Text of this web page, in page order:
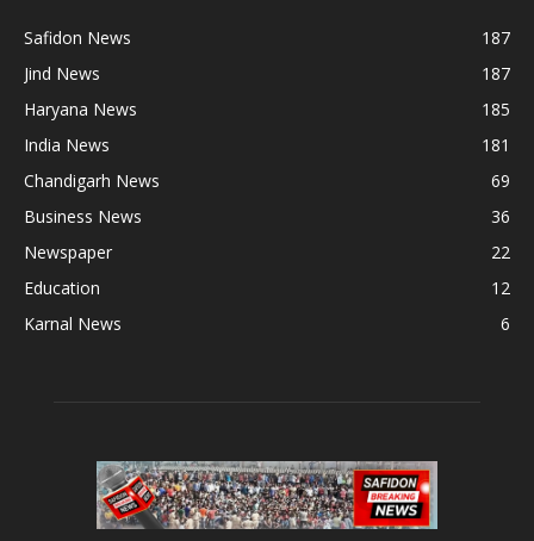
Safidon News
187
Jind News
187
Haryana News
185
India News
181
Chandigarh News
69
Business News
36
Newspaper
22
Education
12
Karnal News
6